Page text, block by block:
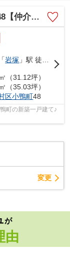
一戸建て 1号棟
「岩塚 」駅 徒歩18分
（31.12坪）
（35.03坪）
区小鴨町48
の新築一戸建て♪
変更
が
由